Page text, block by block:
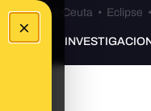
×
•Bulos Ceuta • Eclipse •